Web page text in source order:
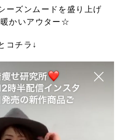
ーズンムードを盛り上げ
かいアウター☆
コチラ↓